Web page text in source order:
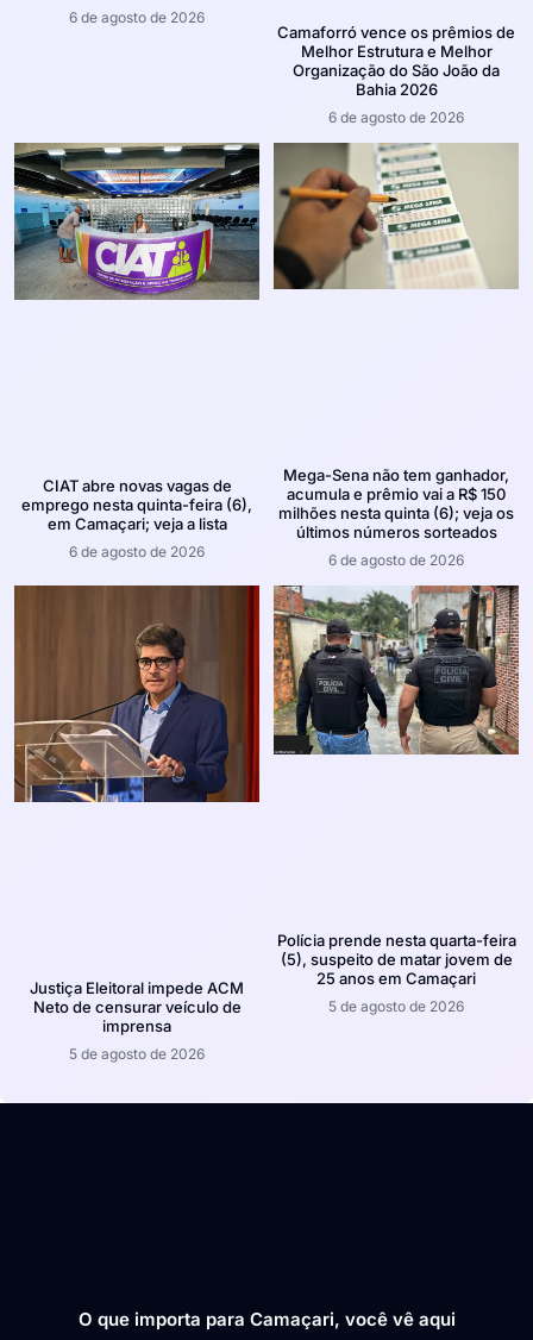
6 de agosto de 2026
Camaforró vence os prêmios de
Melhor Estrutura e Melhor
Organização do São João da
Bahia 2026
6 de agosto de 2026
CIAT abre novas vagas de
emprego nesta quinta-feira (6),
em Camaçari; veja a lista
6 de agosto de 2026
Mega-Sena não tem ganhador,
acumula e prêmio vai a R$ 150
milhões nesta quinta (6); veja os
últimos números sorteados
6 de agosto de 2026
Justiça Eleitoral impede ACM
Neto de censurar veículo de
imprensa
5 de agosto de 2026
Polícia prende nesta quarta-feira
(5), suspeito de matar jovem de
25 anos em Camaçari
5 de agosto de 2026
O que importa para Camaçari, você vê aqui